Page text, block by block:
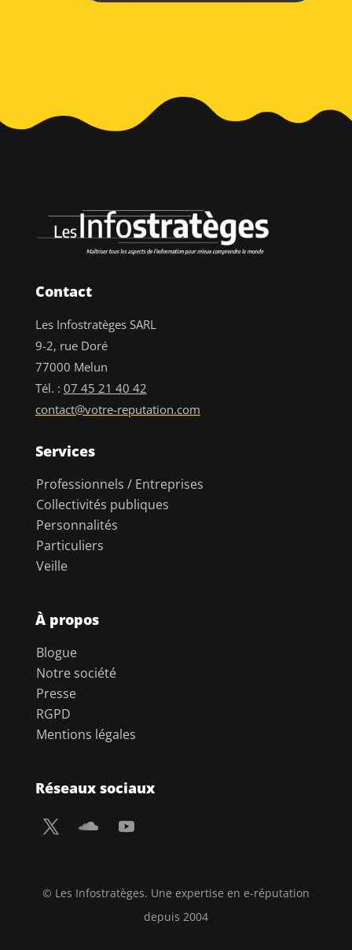
Contact
Les Infostratèges SARL
9-2, rue Doré
77000 Melun
Tél. : 07 45 21 40 42
contact@votre-reputation.com
Services
Professionnels / Entreprises
Collectivités publiques
Personnalités
Particuliers
Veille
À propos
Blogue
Notre société
Presse
RGPD
Mentions légales
Réseaux sociaux
© Les Infostratèges. Une expertise en e-réputation
depuis 2004